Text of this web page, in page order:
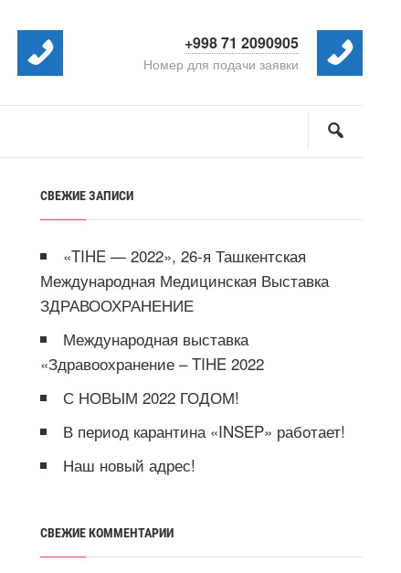
+998 71 2090905
Номер для подачи заявки
СВЕЖИЕ ЗАПИСИ
«TIHE — 2022», 26-я Ташкентская
Международная Медицинская Выставка
ЗДРАВООХРАНЕНИЕ
Международная выставка
«Здравоохранение – TIHE 2022
С НОВЫМ 2022 ГОДОМ!
В период карантина «INSEP» работает!
Наш новый адрес!
СВЕЖИЕ КОММЕНТАРИИ